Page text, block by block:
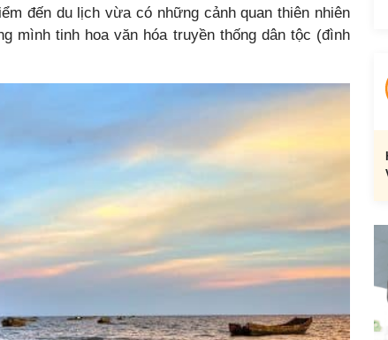
đến du lịch vừa có những cảnh quan thiên nhiên
mình tinh hoa văn hóa truyền thống dân tộc (đình